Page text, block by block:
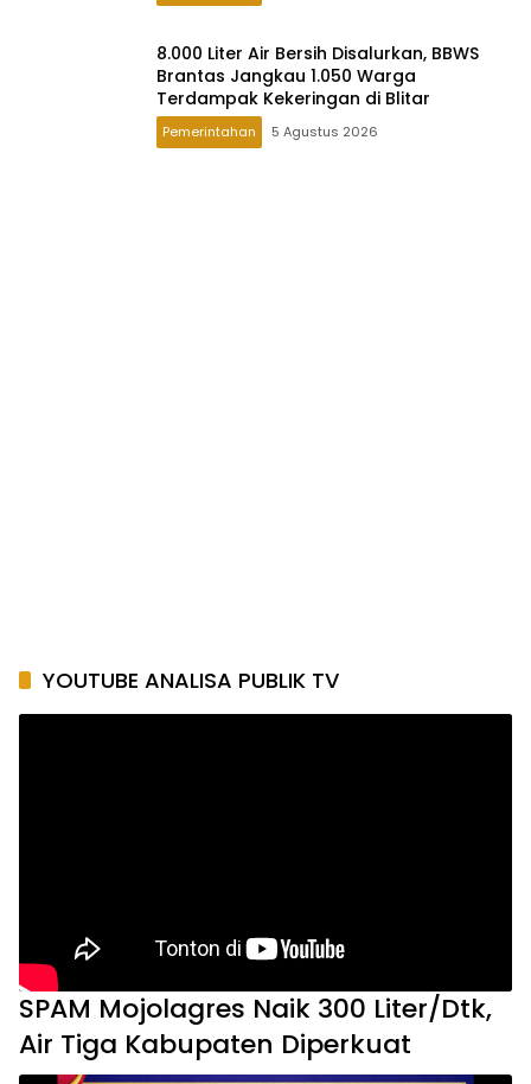
8.000 Liter Air Bersih Disalurkan, BBWS
Brantas Jangkau 1.050 Warga
Terdampak Kekeringan di Blitar
Pemerintahan 5 Agustus 2026
YOUTUBE ANALISA PUBLIK TV
SPAM Mojolagres Naik 300 Liter/Dtk,
Air Tiga Kabupaten Diperkuat